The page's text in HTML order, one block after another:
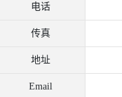
电话
传真
地址
Email